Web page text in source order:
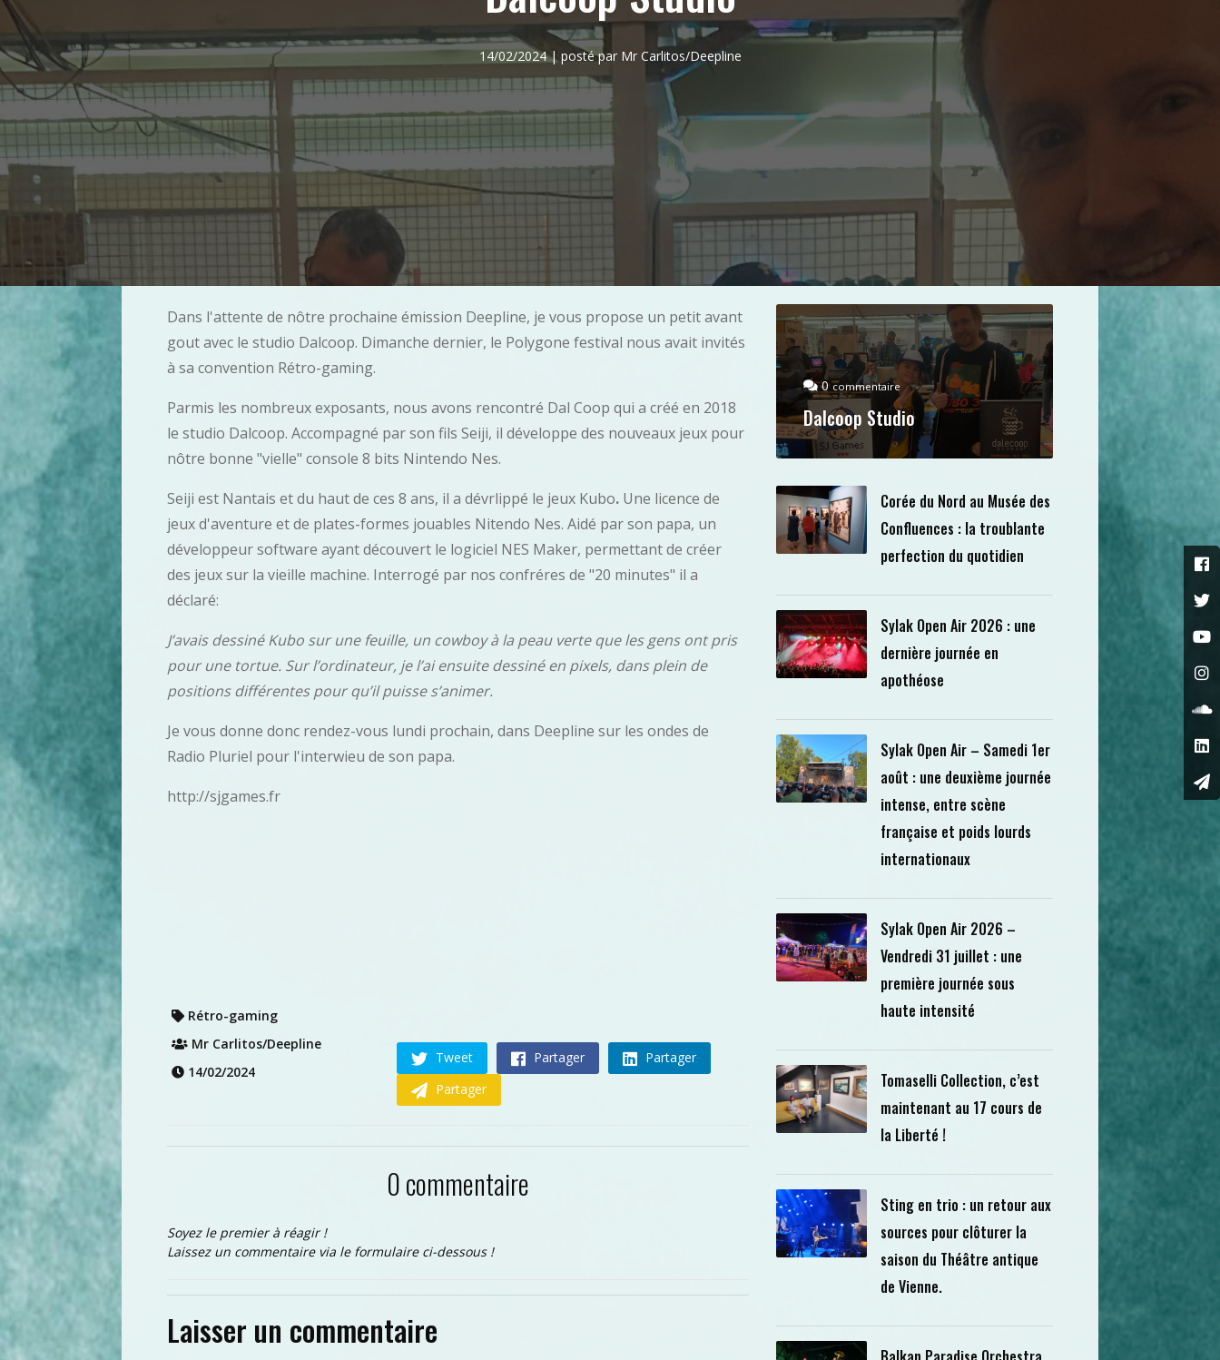
14/02/2024 | posté par Mr Carlitos/Deepline
Dans l'attente de nôtre prochaine émission Deepline, je vous propose un petit avant
gout avec le studio Dalcoop. Dimanche dernier, le Polygone festival nous avait invités
à sa convention Rétro-gaming.
Parmis les nombreux exposants, nous avons rencontré Dal Coop qui a créé en 2018
le studio Dalcoop. Accompagné par son fils Seiji, il développe des nouveaux jeux pour
nôtre bonne "vielle" console 8 bits Nintendo Nes.
Seiji est Nantais et du haut de ces 8 ans, il a dévrlippé le jeux Kubo. Une licence de
jeux d'aventure et de plates-formes jouables Nitendo Nes. Aidé par son papa, un
développeur software ayant découvert le logiciel NES Maker, permettant de créer
des jeux sur la vieille machine. Interrogé par nos confréres de "20 minutes" il a
déclaré:
J’avais dessiné Kubo sur une feuille, un cowboy à la peau verte que les gens ont pris
pour une tortue. Sur l’ordinateur, je l’ai ensuite dessiné en pixels, dans plein de
positions différentes pour qu’il puisse s’animer.
Je vous donne donc rendez-vous lundi prochain, dans Deepline sur les ondes de
Radio Pluriel pour l'interwieu de son papa.
http://sjgames.fr
Rétro-gaming
Mr Carlitos/Deepline
14/02/2024
Tweet Partager
Partager
Partager
0 commentaire
Soyez le premier à réagir !
Laissez un commentaire via le formulaire ci-dessous !
Laisser un commentaire
0commentaire
Dalcoop Studio
Corée du Nord au Musée des
Confluences : la troublante
perfection du quotidien
Sylak Open Air 2026 : une
dernière journée en
apothéose
Sylak Open Air – Samedi 1er
août : une deuxième journée
intense, entre scène
française et poids lourds
internationaux
Sylak Open Air 2026 –
Vendredi 31 juillet : une
première journée sous
haute intensité
Tomaselli Collection, c’est
maintenant au 17 cours de
la Liberté !
Sting en trio : un retour aux
sources pour clôturer la
saison du Théâtre antique
de Vienne.